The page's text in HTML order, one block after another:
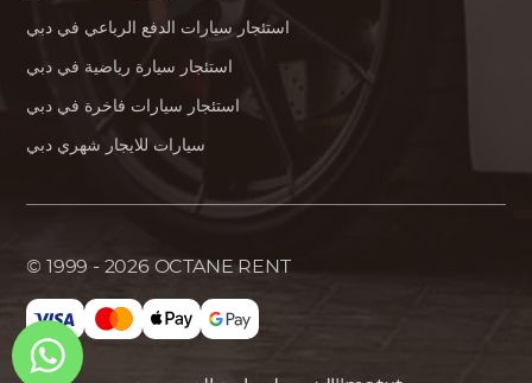
استئجار سيارات الدفع الرباعي في دبي
استئجار سيارة رياضية في دبي
استئجار سيارات فاخرة في دبي
سيارات للايجار شهري دبي
© 1999 - 2026 OCTANE RENT